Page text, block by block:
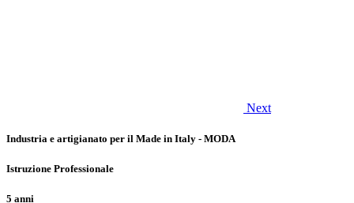
Next
Industria e artigianato per il Made in Italy - MODA
Istruzione Professionale
5 anni